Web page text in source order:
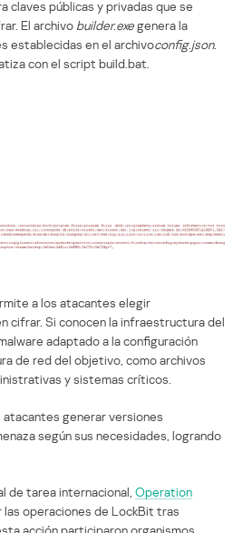
claves públicas y privadas que se
El archivo builder.exegenera la
establecidas en el archivoconfig.json.
con el script build.bat.
a los atacantes elegir
cifrar. Si conocen la infraestructura del
adaptado a la configuración
de red del objetivo, como archivos
y sistemas críticos.
generar versiones
según sus necesidades, logrando
de tarea internacional, Operation
las operaciones de LockBit tras